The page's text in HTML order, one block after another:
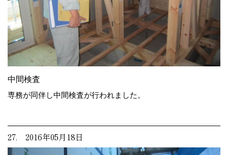
中間検査
専務が同伴し中間検査が行われました。
27. 2016年05月18日